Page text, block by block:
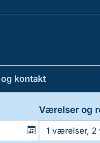
kontakt
Værelser og
1 værelser, 2